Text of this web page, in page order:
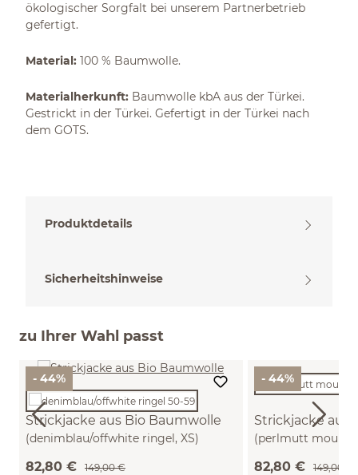
ökologischer Sorgfalt bei unserem Partnerbetrieb
gefertigt.
Material: 100 % Baumwolle.
Materialherkunft: Baumwolle kbA aus der Türkei.
Gestrickt in der Türkei. Gefertigt in der Türkei nach
dem GOTS.
Produktdetails
Sicherheitshinweise
zu Ihrer Wahl passt
- 44%
Strickjacke aus Bio Baumwolle
(denimblau/offwhite ringel, XS)
82,80 € 149,00 €
- 44%
Strickjacke aus
(perlmutt
82,80 € 149,00 €